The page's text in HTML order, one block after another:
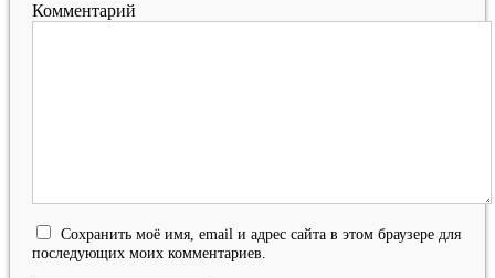
Комментарий
Сохранить моё имя, email и адрес сайта в этом браузере для
последующих моих комментариев.